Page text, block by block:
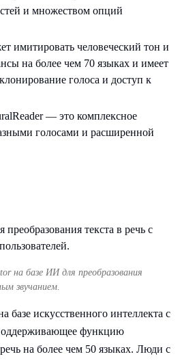
и множеством опций
имитировать человеческий тон и
на более чем 70 языках и имеет
голоса и доступ к
— это комплексное
голосами и расширенной
на базе ИИ для преобразования
звучанием.
базе искусственного интеллекта с
функцию
на более чем 50 языках. Люди с